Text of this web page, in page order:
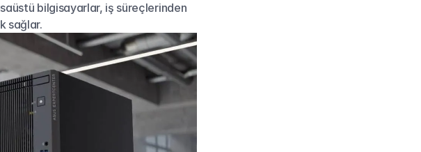
bilgisayarlar, iş süreçlerinden
sağlar.